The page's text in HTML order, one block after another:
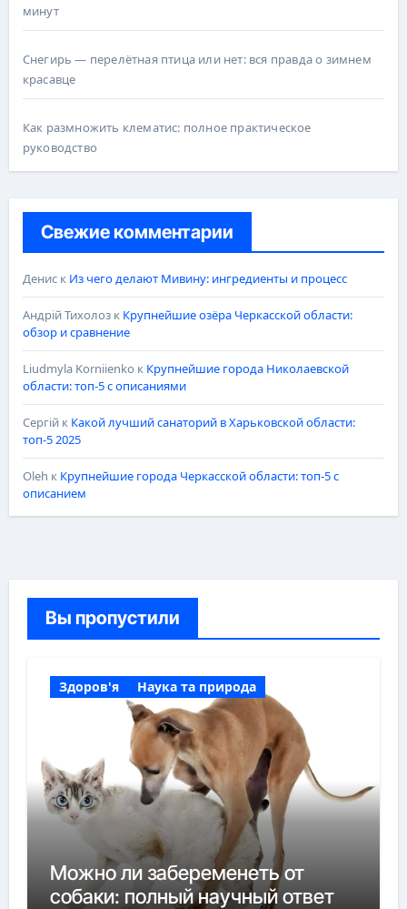
минут
Снегирь — перелётная птица или нет: вся правда о зимнем
красавце
Как размножить клематис: полное практическое
руководство
Свежие комментарии
Дениск Из чего делают Мивину: ингредиенты и процесс
Андрій Тихолозк Крупнейшие озёра Черкасской области:
обзор и сравнение
Liudmyla Korniienko к Крупнейшие города Николаевской
области: топ-5 с описаниями
Сергійк Какой лучший санаторий в Харьковской области:
топ-5 2025
Oleh к Крупнейшие города Черкасской области: топ-5 с
описанием
Вы пропустили
Здоров'я Наука та природа
Можно ли забеременеть от
собаки: полный научный ответ